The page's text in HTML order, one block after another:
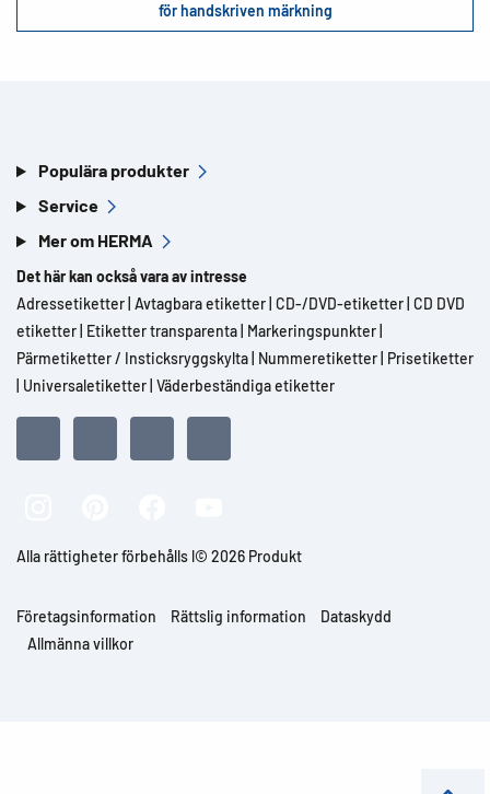
för handskriven märkning
Populära produkter
Service
Mer om HERMA
Det här kan också vara av intresse
Adressetiketter Avtagbara etiketter CD-/DVD-etiketter CD DVD
etiketter Etiketter transparenta Markeringspunkter
Pärmetiketter / Insticksryggskylta Nummeretiketter Prisetiketter
Universaletiketter Väderbeständiga etiketter
Alla rättigheter förbehålls l© 2026 Produkt
Företagsinformation Rättslig information
Dataskydd
Allmänna villkor